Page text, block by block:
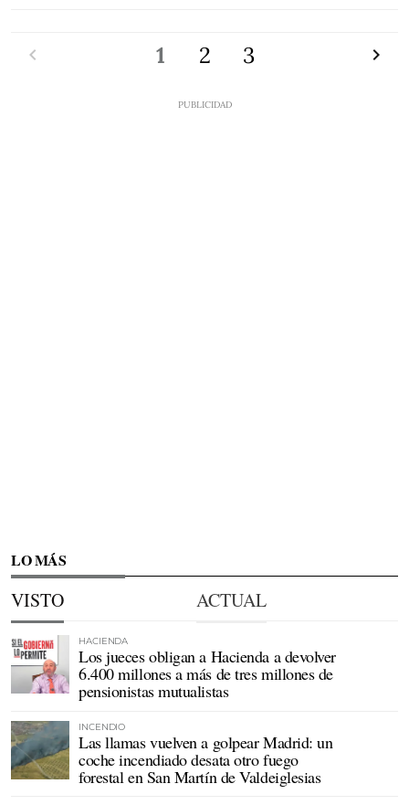
1 2 3
LO MÁS
VISTO ACTUAL
HACIENDA
Los jueces obligan a Hacienda a devolver
6.400 millones a más de tres millones de
pensionistas mutualistas
INCENDIO
Las llamas vuelven a golpear Madrid: un
coche incendiado desata otro fuego
forestal en San Martín de Valdeiglesias